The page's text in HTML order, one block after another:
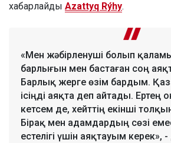
хабарлайды Azattyq Rýhy.
«Мен жәбірленуші болып
барлығын мен бастаған соң
Барлық жерге өзім бардым.
ісіңді аяқта деп айтады.
кетсем де, хейттің екінші
Бірақ мен адамдардың сөзі
естелігі үшін аяқтауым керек»,